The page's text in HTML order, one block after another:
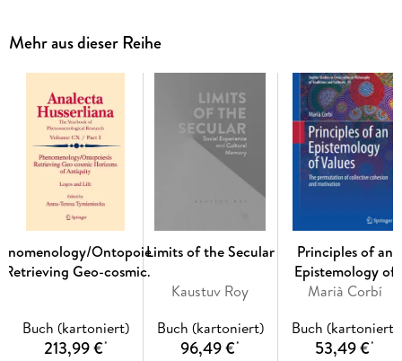
Inhaltsverzeichnis
1. Preliminaries. - 2. Two Arguments for Prostitution. - 3.
Consequentialist Arguments against Prostitution. - 4. Non-
Consequentialist Arguments against Prostitution. - 5.
Religious Arguments against Prostitution.
Mehr aus dieser Reihe
Ontopoiesis
Retrieving Geo-cosmic
Buch (kartoniert)
213,99 €*
Limits of the Secular
Kaustuv Roy
Buch (kartoniert)
96,49 €*
Principles of an
Epistemology of
Values
Marià Corbí
Buch (kartoniert)
53,49 €*